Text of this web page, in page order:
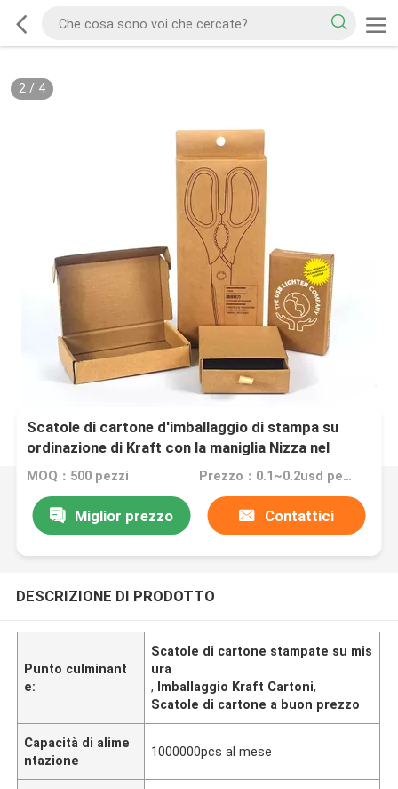
2/ 4
Scatole di cartone d'imballaggio di stampa su
ordinazione di Kraft con la maniglia Nizza nel
prezzo
MOQ：500 pezzi Prezzo：0.1~0.2usd per pcs
Miglior prezzo Contattici
DESCRIZIONE DI PRODOTTO
Punto culminant
e:
Scatole di cartone stampate su mis
ura
, Imballaggio Kraft Cartoni,
Scatole di cartone a buon prezzo
Capacità di alime
ntazione
1000000pcs al mese